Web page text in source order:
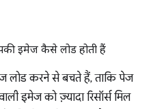
इमेज कैसे लोड होती हैं
लोड करने से बचते हैं, ताकि पेज
इमेज को ज़्यादा रिसॉर्स मिल